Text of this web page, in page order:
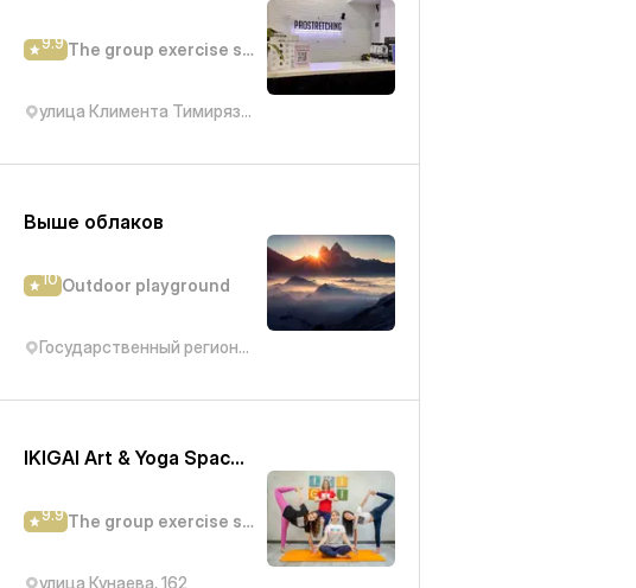
9.9 The group exercise studio
улица Климента Тимирязева, 42/10А
Выше облаков
10 Outdoor playground
Государственный региональный природный парк Медеу
IKIGAI Art & Yoga Space студия творчества и йоги
9.9 The group exercise studio
улица Кунаева, 162